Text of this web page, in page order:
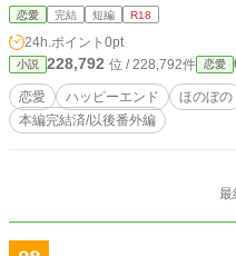
う男の子の話。 ＊ 本編およそ７話＋Ｒ含む小話数話(未定)
配慮ありませんの
歳から飲酒できま
ばらくお待ちくだ
像を使用しており
恋愛 完結 短編 R18
24h.ポイント 0pt
小説 228,792 位 / 228,792件 恋愛
恋愛 ハッピーエンド ほのぼの
本編完結済/以後番外編
最